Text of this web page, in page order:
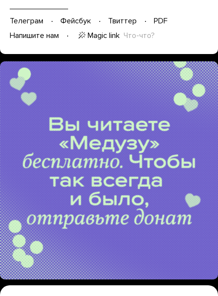
Телеграм Фейсбук Твиттер
PDF
Напишите нам
Magic link Что-что?